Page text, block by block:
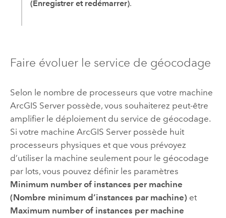
(Enregistrer et redémarrer).
Faire évoluer le service de géocodage
Selon le nombre de processeurs que votre machine
ArcGIS Serverpossède, vous souhaiterez peut-être
amplifier le déploiement du service de géocodage.
Si votre machine ArcGIS Serverpossède huit
processeurs physiques et que vous prévoyez
d’utiliser la machine seulement pour le géocodage
par lots, vous pouvez définir les paramètres
Minimum number of instances per machine
(Nombre minimum d’instances par machine) et
Maximum number of instances per machine